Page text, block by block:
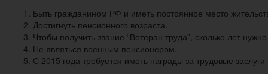
Быть гражданином РФ и иметь постоянное место
Достигнуть пенсионного возраста.
Чтобы получить звание “Ветеран труда”, сколько лет
Не являться военным пенсионером.
С 2015 года требуется иметь награды за трудовые